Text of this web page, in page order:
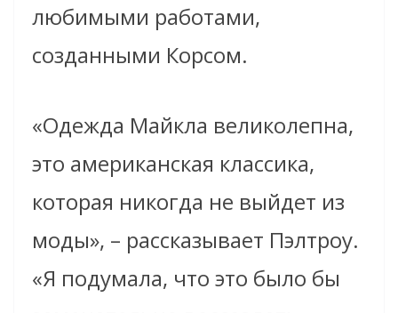
любимыми работами,
созданными Корсом.
«Одежда Майкла великолепна,
это американская классика,
которая никогда не выйдет из
моды», – рассказывает Пэлтроу.
«Я подумала, что это было бы